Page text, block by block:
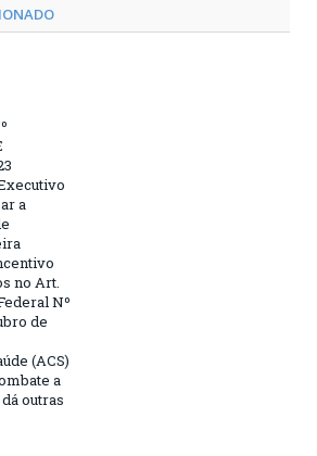
a
no Art.
Nº
de
(ACS)
a
outras